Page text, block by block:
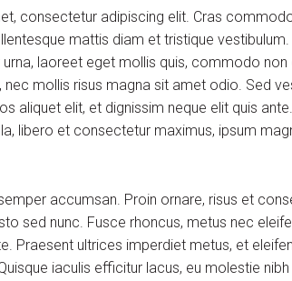
consectetur adipiscing elit. Cras
mattis diam et tristique
laoreet eget mollis quis, commodo
mollis risus magna sit amet odio. Sed
aliquet elit, et dignissim neque elit quis
libero et consectetur maximus, ipsum
accumsan. Proin ornare, risus et
sed nunc. Fusce rhoncus, metus nec
Praesent ultrices imperdiet metus, et
iaculis efficitur lacus, eu molestie